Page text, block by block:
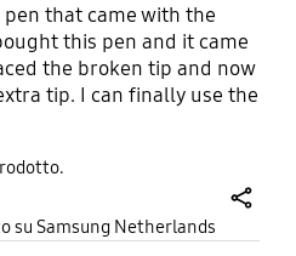
that came with the
this pen and it came
the broken tip and now
tip. I can finally use the
su Samsung Netherlands